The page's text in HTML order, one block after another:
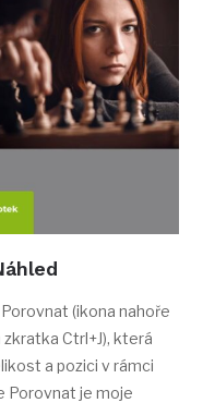
(ikona nahoře
Ctrl+J), která
a pozici v rámci
Porovnat je moje